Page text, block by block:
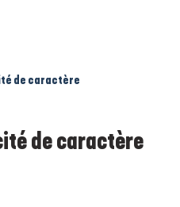
de caractère
de caractère